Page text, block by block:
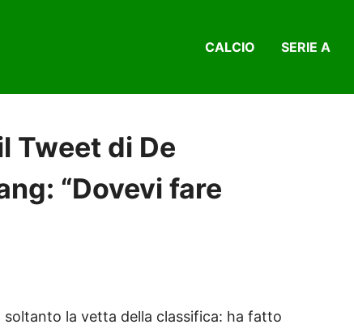
CALCIO SERIE A
Tweet di De
“Dovevi fare
soltanto la vetta della classifica: ha fatto